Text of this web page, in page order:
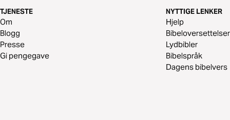
TJENESTE
Om
Blogg
Presse
Gi pengegave
NYTTIGE LENKER
Hjelp
Bibeloversettelser
Lydbibler
Bibelspråk
Dagens bibelvers